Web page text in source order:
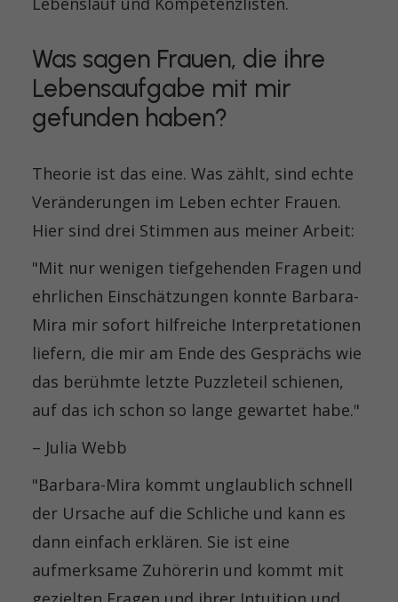
Was sagen Frauen, die ihre
Lebensaufgabe mit mir
gefunden haben?
Theorie ist das eine. Was zählt, sind echte
Veränderungen im Leben echter Frauen.
Hier sind drei Stimmen aus meiner Arbeit:
"Mit nur wenigen tiefgehenden Fragen und
ehrlichen Einschätzungen konnte Barbara-
Mira mir sofort hilfreiche Interpretationen
liefern, die mir am Ende des Gesprächs wie
das berühmte letzte Puzzleteil schienen,
auf das ich schon so lange gewartet habe."
– Julia Webb
"Barbara-Mira kommt unglaublich schnell
der Ursache auf die Schliche und kann es
dann einfach erklären. Sie ist eine
aufmerksame Zuhörerin und kommt mit